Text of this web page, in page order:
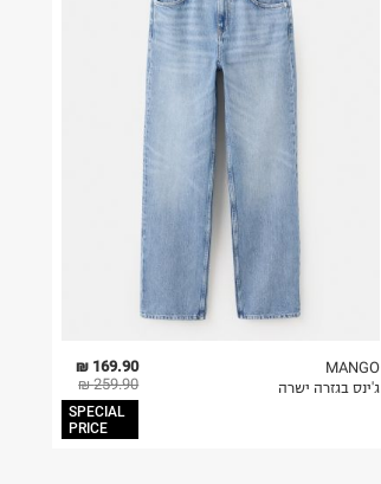
169.90 ₪
259.90 ₪
SPECIAL
PRICE
MANGO
ג'ינס בגזרה ישרה